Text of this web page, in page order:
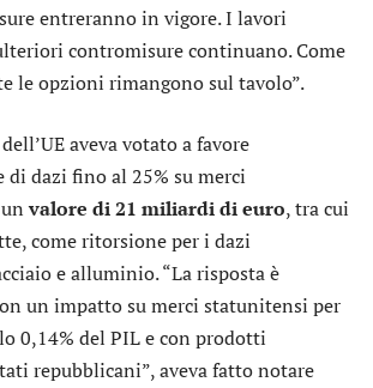
entreranno in vigore. I lavori
contromisure continuano. Come
le opzioni rimangono sul tavolo”.
aveva votato a favore
di dazi fino al 25% su merci
valore di 21 miliardi di euro, tra cui
come ritorsione per i dazi
e alluminio. “La risposta è
un impatto su merci statunitensi per
0,14% del PIL e con prodotti
repubblicani”, aveva fatto notare